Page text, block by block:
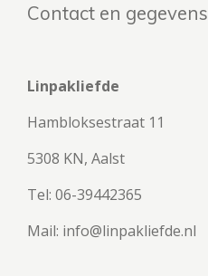
Contact en gegevens
Linpakliefde
Hambloksestraat 11
5308 KN, Aalst
Tel: 06-39442365
Mail: info@linpakliefde.nl